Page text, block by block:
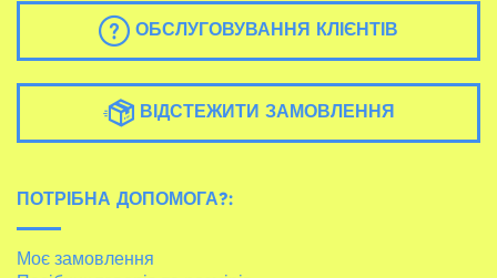
ОБСЛУГОВУВАННЯ КЛІЄНТІВ
ВІДСТЕЖИТИ ЗАМОВЛЕННЯ
ПОТРІБНА ДОПОМОГА?:
Моє замовлення